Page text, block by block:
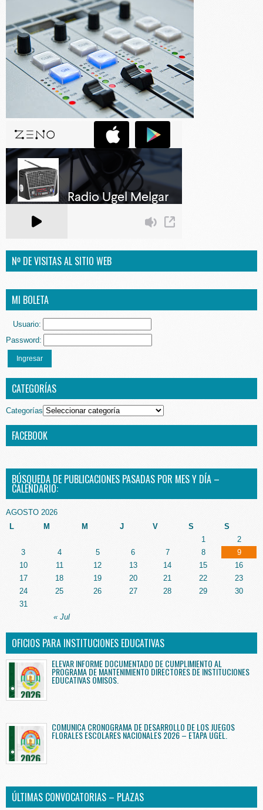
Nº DE VISITAS AL SITIO WEB
MI BOLETA
Usuario:
Password:
Ingresar
CATEGORÍAS
Categorías
FACEBOOK
BÚSQUEDA DE PUBLICACIONES PASADAS POR MES Y DÍA –
CALENDARIO:
AGOSTO 2026
L
M M J V S S
« Jul
1
2
3
4 5 6 7 8
9
10
11 12 13 14 15
16
17
18 19 20 21 22
23
24
25 26 27 28 29
30
31
OFICIOS PARA INSTITUCIONES EDUCATIVAS
ELEVAR INFORME DOCUMENTADO DE CUMPLIMIENTO AL
PROGRAMA DE MANTENIMIENTO DIRECTORES DE INSTITUCIONES
EDUCATIVAS OMISOS.
COMUNICA CRONOGRAMA DE DESARROLLO DE LOS JUEGOS
FLORALES ESCOLARES NACIONALES 2026 – ETAPA UGEL.
ÚLTIMAS CONVOCATORIAS – PLAZAS